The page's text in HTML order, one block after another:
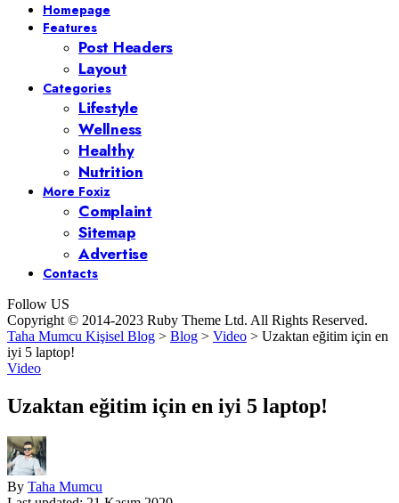
Homepage
Features
Post Headers
Layout
Categories
Lifestyle
Wellness
Healthy
Nutrition
More Foxiz
Complaint
Sitemap
Advertise
Contacts
Follow US
Copyright © 2014-2023 Ruby Theme Ltd. All Rights Reserved.
Taha Mumcu Kişisel Blog > Blog > Video > Uzaktan eğitim için en
iyi 5 laptop!
Video
Uzaktan eğitim için en iyi 5 laptop!
By Taha Mumcu